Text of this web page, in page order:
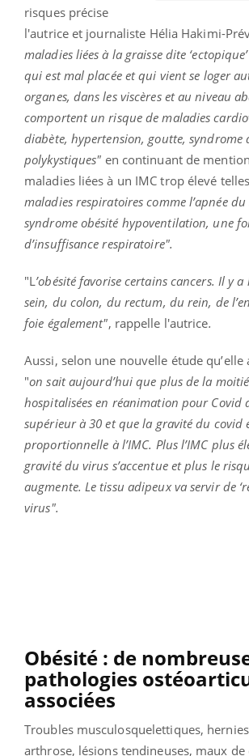
risques précise
l'autrice et journaliste Hélia Hakimi-
maladies liées à la graisse dite
qui est mal placée et qui vient se loger
organes, dans les viscères et au niveau
comportent un risque de maladies
diabète, hypertension, goutte, syndrome
polykystiques" en continuant de
maladies liées à un IMC trop élevé
maladies respiratoires comme l’apnée
syndrome obésité hypoventilation, une
d’insuffisance respiratoire".
"L ’obésité favorise certains cancers. Il y
sein, du colon, du rectum, du rein, de
foie également", rappelle l'autrice.
Aussi, selon une nouvelle étude qu’elle
"on sait aujourd’hui que plus de la
hospitalisées en réanimation pour Covid
supérieur à 30 et que la gravité du covid
proportionnelle à l’IMC. Plus l’IMC plus
gravité du virus s’accentue et plus le
augmente. Le tissu adipeux va servir de
virus".
Obésité : de
pathologies
associées
Troubles musculosquelettiques,
arthrose, lésions tendineuses, maux de